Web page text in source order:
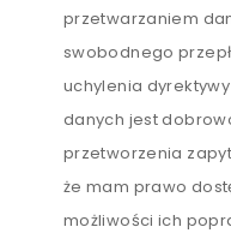
przetwarzaniem
swobodnego
uchylenia
danych jest
przetworzenia
że mam prawo
możliwości ich